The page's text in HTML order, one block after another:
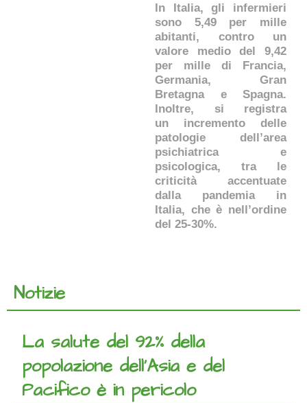
In Italia, gli infermieri
sono 5,49 per mille
abitanti, contro un
valore medio del 9,42
per mille di Francia,
Germania, Gran
Bretagna e Spagna.
Inoltre, si registra
un incremento delle
patologie dell’area
psichiatrica e
psicologica, tra le
criticità accentuate
dalla pandemia in
Italia, che è nell’ordine
del 25-30%.
Notizie
La salute del 92% della
popolazione dell’Asia e del
Pacifico è in pericolo